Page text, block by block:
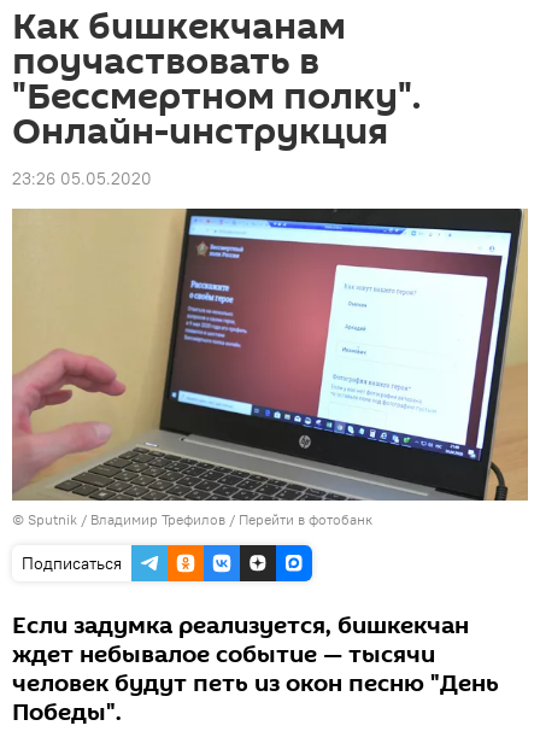
Как бишкекчанам
поучаствовать в
"Бессмертном полку".
Онлайн-инструкция
23:26 05.05.2020
© Sputnik / Владимир Трефилов / Перейти в фотобанк
Подписаться
Если задумка реализуется, бишкекчан
ждет небывалое событие — тысячи
человек будут петь из окон песню "День
Победы".